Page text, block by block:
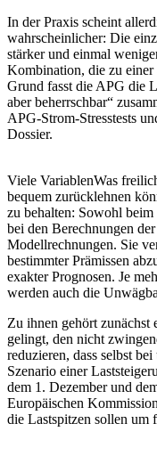
In der Praxis scheint
wahrscheinlicher: Die
stärker und einmal
Kombination, die zu
Grund fasst die APG die
aber beherrschbar“
APG-Strom-Stresstests
Dossier.
Viele VariablenWas
bequem zurücklehnen
zu behalten: Sowohl beim
bei den Berechnungen
Modellrechnungen. Sie
bestimmter Prämissen
exakter Prognosen. Je
werden auch die
Zu ihnen gehört zunächst
gelingt, den nicht
reduzieren, dass selbst
Szenario einer
dem 1. Dezember und
Europäischen
die Lastspitzen sollen um